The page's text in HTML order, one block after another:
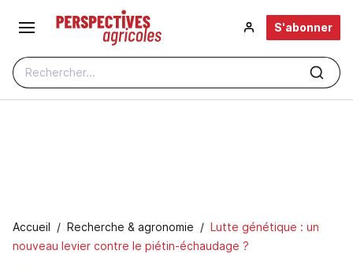
Aller au contenu principal
Rechercher...
S'abonner
Fil d'Ariane
Accueil Recherche & agronomie
Lutte génétique : un
nouveau levier contre le piétin-échaudage ?